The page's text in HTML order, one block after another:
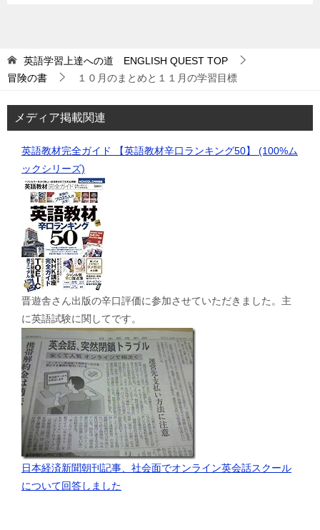
英語学習上達への道 ENGLISH QUEST TOP
冒険の書
１０月のまとめと１１月の学習目標
メディア掲載関連
英語教材完全ガイド 【英語教材辛口ランキング50】 (100%ム
ックシリーズ)
晋遊舎さん出版の辛口評価に参加させていただきました。主
に英語試験に関してです。
日本経済新聞朝刊記事、社会面でオンライン英会話スクール
について回答しました